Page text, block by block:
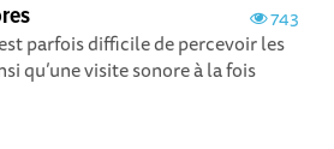
743
parfois difficile de percevoir les
qu’une visite sonore à la fois